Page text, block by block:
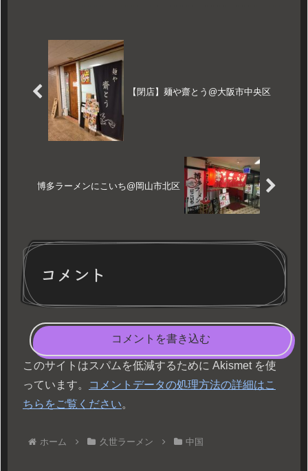
【閉店】麺や齋とう@大阪市中央区
博多ラーメンにこいち@岡山市北区
コメント
コメントを書き込む
このサイトはスパムを低減するために Akismet を使
っています。
コメントデータの処理方法の詳細はこ
ちらをご覧ください。
ホーム 久世ラーメン 中国